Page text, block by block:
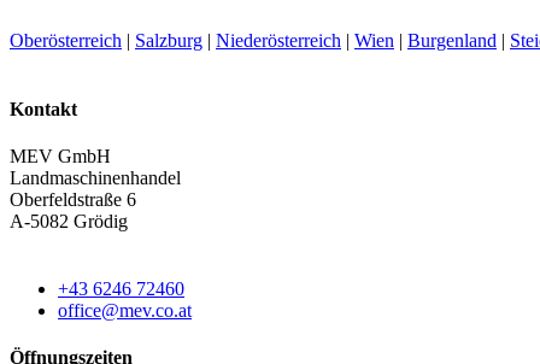
Oberösterreich | Salzburg | Niederösterreich | Wien | Burgenland |
Kontakt
MEV GmbH
Landmaschinenhandel
Oberfeldstraße 6
A-5082 Grödig
+43 6246 72460
office@mev.co.at
Öffnungszeiten